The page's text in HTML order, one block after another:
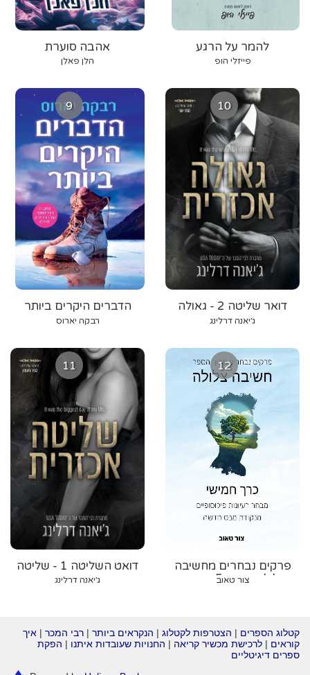
אהבה סוערת
הלן פאלן
להמר על הרגע
פייזלי הופ
9
הדברים היקרים ביותר
רבקה יארוס
10
דואר שליטה 2 - גאולה
אכזרית
ג׳יאנה דרלינג
11
דואט השליטה 1 - שליטה
אכזרית
ג׳יאנה דרלינג
12
פרקים נבחרים מחשיבה
צור טאוב
קטלוג הספרים | הצטרפות לקטלוג | הנקראים ביותר | רבי המכר | איך
קוראים | לרכישת מכשיר קריאה | החנויות שעובדות איתנו | הפקת
ספרים דיגיטליים